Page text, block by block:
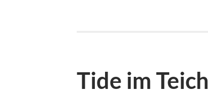
Tide im Teich